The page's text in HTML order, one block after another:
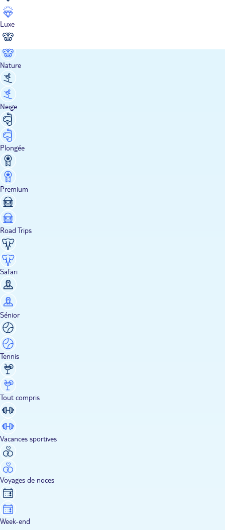
Luxe
Nature
Neige
Plongée
Premium
Road Trips
Safari
Sénior
Tennis
Tout compris
Vacances sportives
Voyages de noces
Week-end